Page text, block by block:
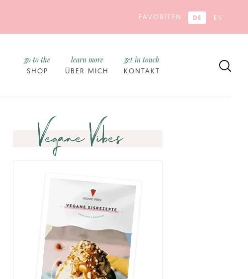
FAVORITEN DE EN
SHOP
go to the
ÜBER MICH
learn more
KONTAKT
get in touch
Vegane Vibes